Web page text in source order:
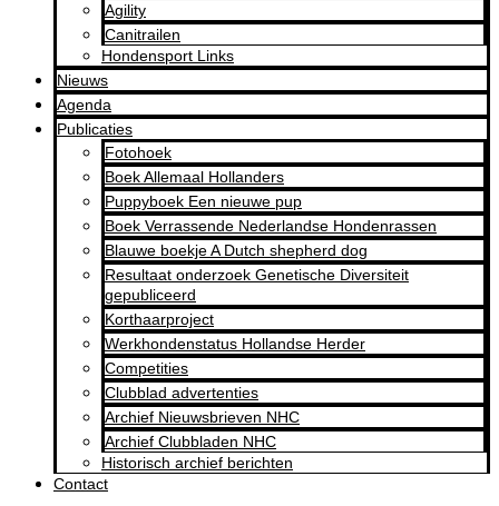
Agility
Canitrailen
Hondensport Links
Nieuws
Agenda
Publicaties
Fotohoek
Boek Allemaal Hollanders
Puppyboek Een nieuwe pup
Boek Verrassende Nederlandse Hondenrassen
Blauwe boekje A Dutch shepherd dog
Resultaat onderzoek Genetische Diversiteit
gepubliceerd
Korthaarproject
Werkhondenstatus Hollandse Herder
Competities
Clubblad advertenties
Archief Nieuwsbrieven NHC
Archief Clubbladen NHC
Historisch archief berichten
Contact